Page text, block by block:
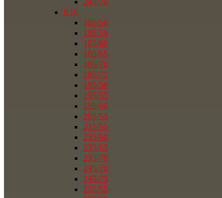
R16
185/50
185/55
185/60
185/65
185/70
185/75
195/50
195/55
195/60
205/55
215/55
235/60
235/65
235/70
245/70
245/75
255/55